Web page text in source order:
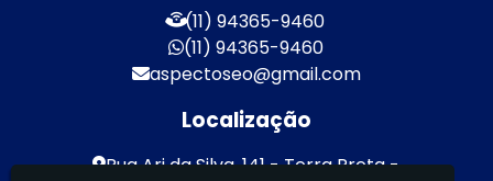
(11) 94365-9460
(11) 94365-9460
aspectoseo@gmail.com
Localização
Rua Ari da Silva, 141 - Terra Preta -